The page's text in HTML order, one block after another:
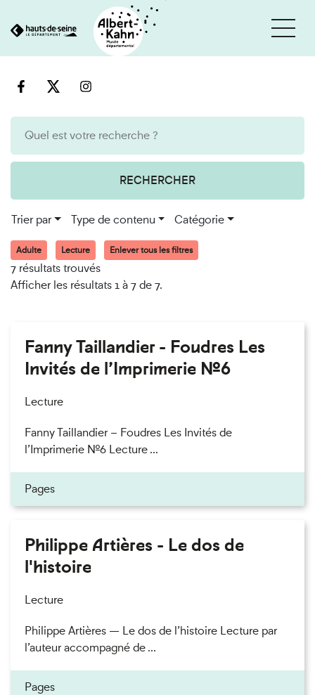
au
RECHERCHER
Trier par Type de contenu Catégorie
Adulte Lecture Enlever tous les filtres
7 résultats trouvés
Afficher les résultats 1 à 7 de 7.
Fanny Taillandier - Foudres Les
Invités de l’Imprimerie n°6
Lecture
Fanny Taillandier – Foudres Les Invités de
l’Imprimerie n°6 Lecture ...
Pages
Philippe Artières - Le dos de
l'histoire
Lecture
Philippe Artières — Le dos de l’histoire Lecture par
l’auteur accompagné de ...
Pages
Cookies et traceurs utilisés sur ce site